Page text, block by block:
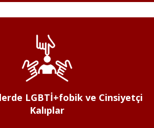
LGBTİ+fobik ve Cinsiyetçi
Kalıplar
Şiddet ve Taciz ile
CTS Birimleri